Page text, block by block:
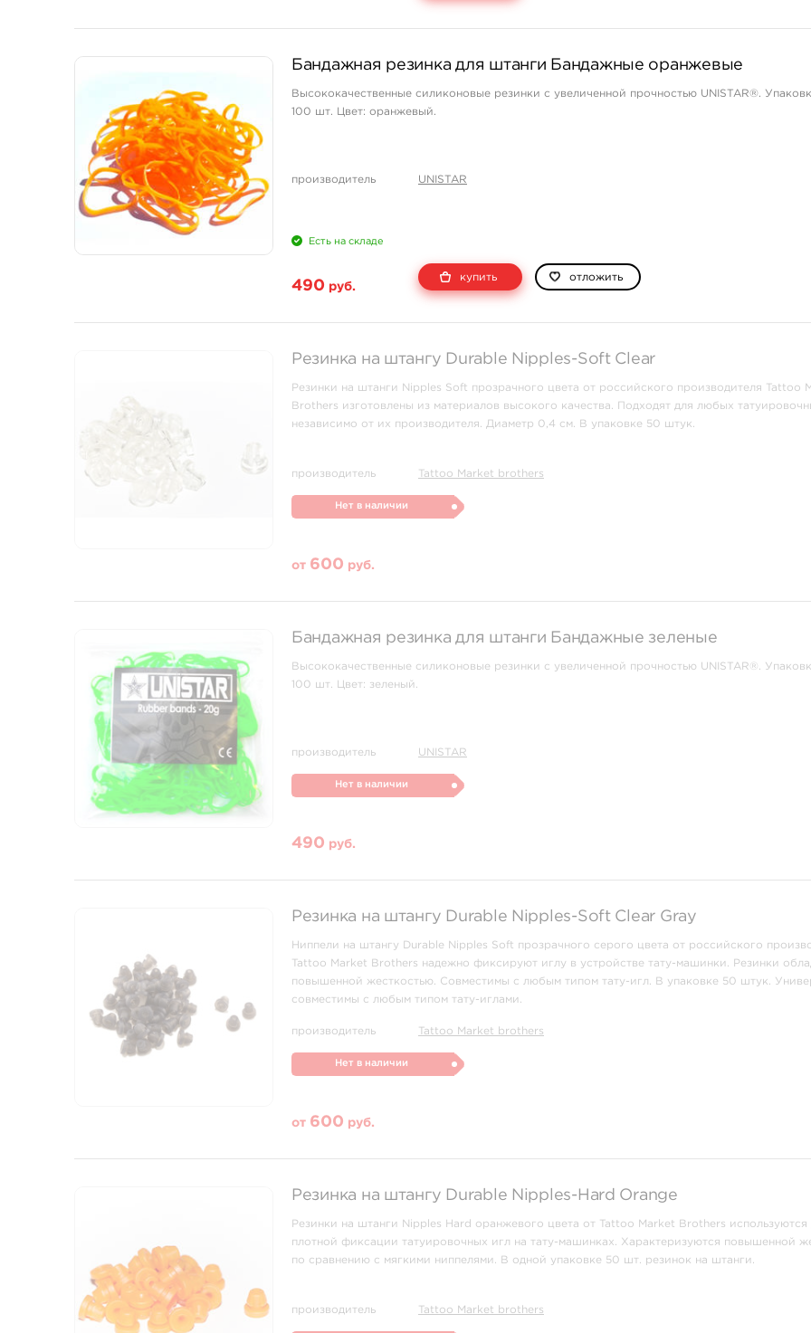
Бандажная резинка для штанги Бандажные оранжевые
Высококачественные силиконовые резинки с увеличенной прочностью UNISTAR®.
100 шт. Цвет: оранжевый.
производитель UNISTAR
Есть на складе
490 руб.
купить отложить
Резинка на штангу Durable Nipples-Soft Clear
Резинки на штанги Nipples Soft прозрачного цвета от российского производителя Tattoo
Brothers изготовлены из материалов высокого качества. Подходят для любых
независимо от их производителя. Диаметр 0,4 см. В упаковке 50 штук.
производитель Tattoo Market brothers
Нет в наличии
от 600 руб.
Бандажная резинка для штанги Бандажные зеленые
Высококачественные силиконовые резинки с увеличенной прочностью UNISTAR®.
100 шт. Цвет: зеленый.
производитель UNISTAR
Нет в наличии
490 руб.
Резинка на штангу Durable Nipples-Soft Clear Gray
Ниппели на штангу Durable Nipples Soft прозрачного серого цвета от российского
Tattoo Market Brothers надежно фиксируют иглу в устройстве тату-машинки. Резинки
повышенной жесткостью. Совместимы с любым типом тату-игл. В упаковке 50 штук.
совместимы с любым типом тату-иглами.
производитель Tattoo Market brothers
Нет в наличии
от 600 руб.
Резинка на штангу Durable Nipples-Hard Orange
Резинки на штанги Nipples Hard оранжевого цвета от Tattoo Market Brothers используются
плотной фиксации татуировочных игл на тату-машинках. Характеризуются повышенной
по сравнению с мягкими ниппелями. В одной упаковке 50 шт. резинок на штанги.
производитель Tattoo Market brothers